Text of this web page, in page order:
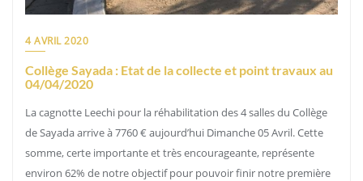
4 AVRIL 2020
Collège Sayada : Etat de la collecte et point travaux au
04/04/2020
La cagnotte Leechi pour la réhabilitation des 4 salles du Collège
de Sayada arrive à 7760 € aujourd’hui Dimanche 05 Avril. Cette
somme, certe importante et très encourageante, représente
environ 62% de notre objectif pour pouvoir finir notre première